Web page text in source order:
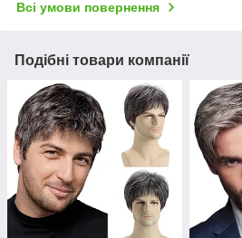
Всі умови повернення
Подібні товари компанії